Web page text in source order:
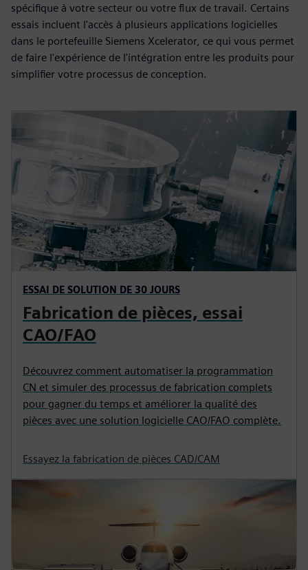
spécifique à votre secteur ou votre flux de travail. Certains
essais incluent l'accès à plusieurs applications logicielles
dans le portefeuille Siemens Xcelerator, ce qui vous permet
de faire l'expérience de l'intégration entre les produits pour
simplifier votre processus de conception.
ESSAI DE SOLUTION DE 30 JOURS
Fabrication de pièces, essai
CAO/FAO
Découvrez comment automatiser la programmation
CN et simuler des processus de fabrication complets
pour gagner du temps et améliorer la qualité des
pièces avec une solution logicielle CAO/FAO complète.
Essayez la fabrication de pièces CAD/CAM